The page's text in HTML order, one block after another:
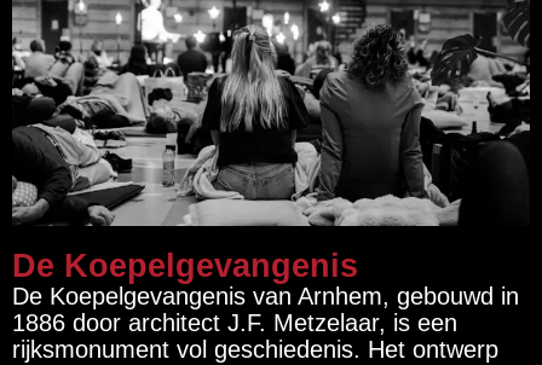
De Koepelgevangenis
De Koepelgevangenis van Arnhem, gebouwd in
1886 door architect J.F. Metzelaar, is een
rijksmonument vol geschiedenis. Het ontwerp